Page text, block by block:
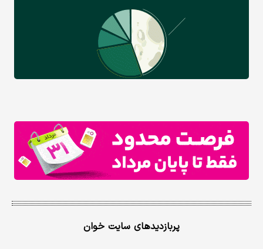
پربازدیدهای سایت خوان